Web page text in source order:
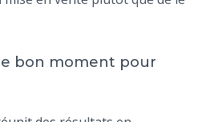
bon moment pour